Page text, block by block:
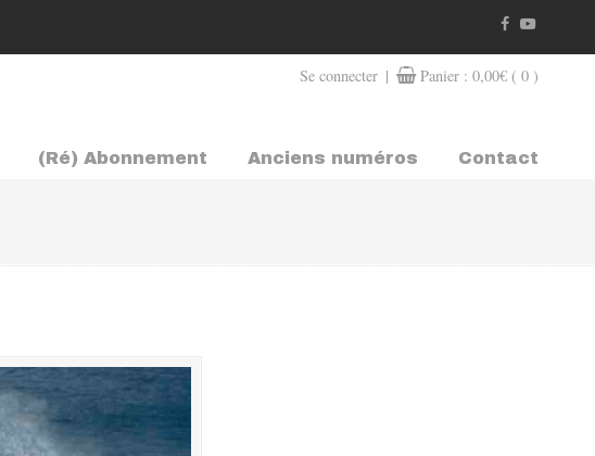
Se connecter | Panier : 0,00€ ( 0 )
(Ré) Abonnement Anciens numéros Contact